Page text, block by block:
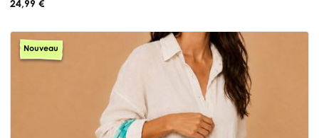
24,99 €
Nouveau